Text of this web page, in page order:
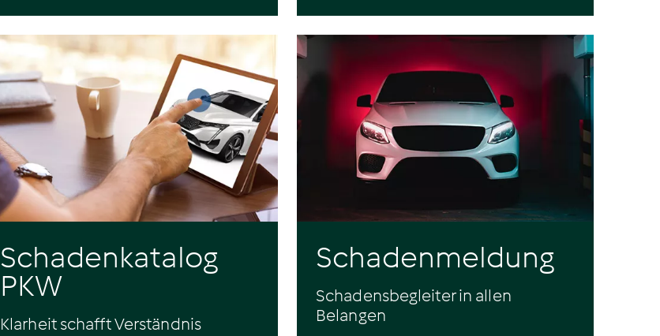
Schadenkatalog
PKW
Klarheit schafft Verständnis
Schadenmeldung
Schadensbegleiter in allen
Belangen